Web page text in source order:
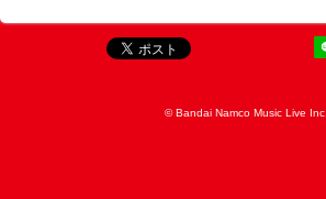
© Bandai Namco Music Live Inc.